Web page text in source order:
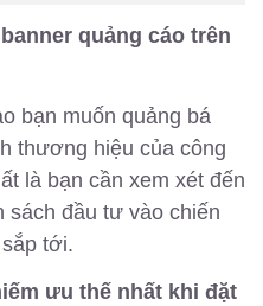
quảng cáo trên
bạn muốn quảng bá
thương hiệu của công
là bạn cần xem xét đến
sách đầu tư vào chiến
tới.
ưu thế nhất khi đặt